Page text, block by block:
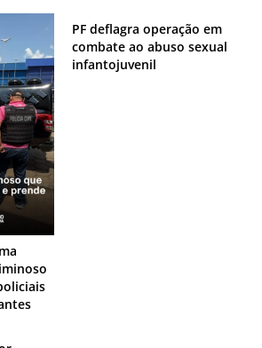
PF deflagra operação em
combate ao abuso sexual
infantojuvenil